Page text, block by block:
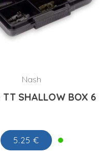
Nash
TT SHALLOW BOX 6
5.25 €